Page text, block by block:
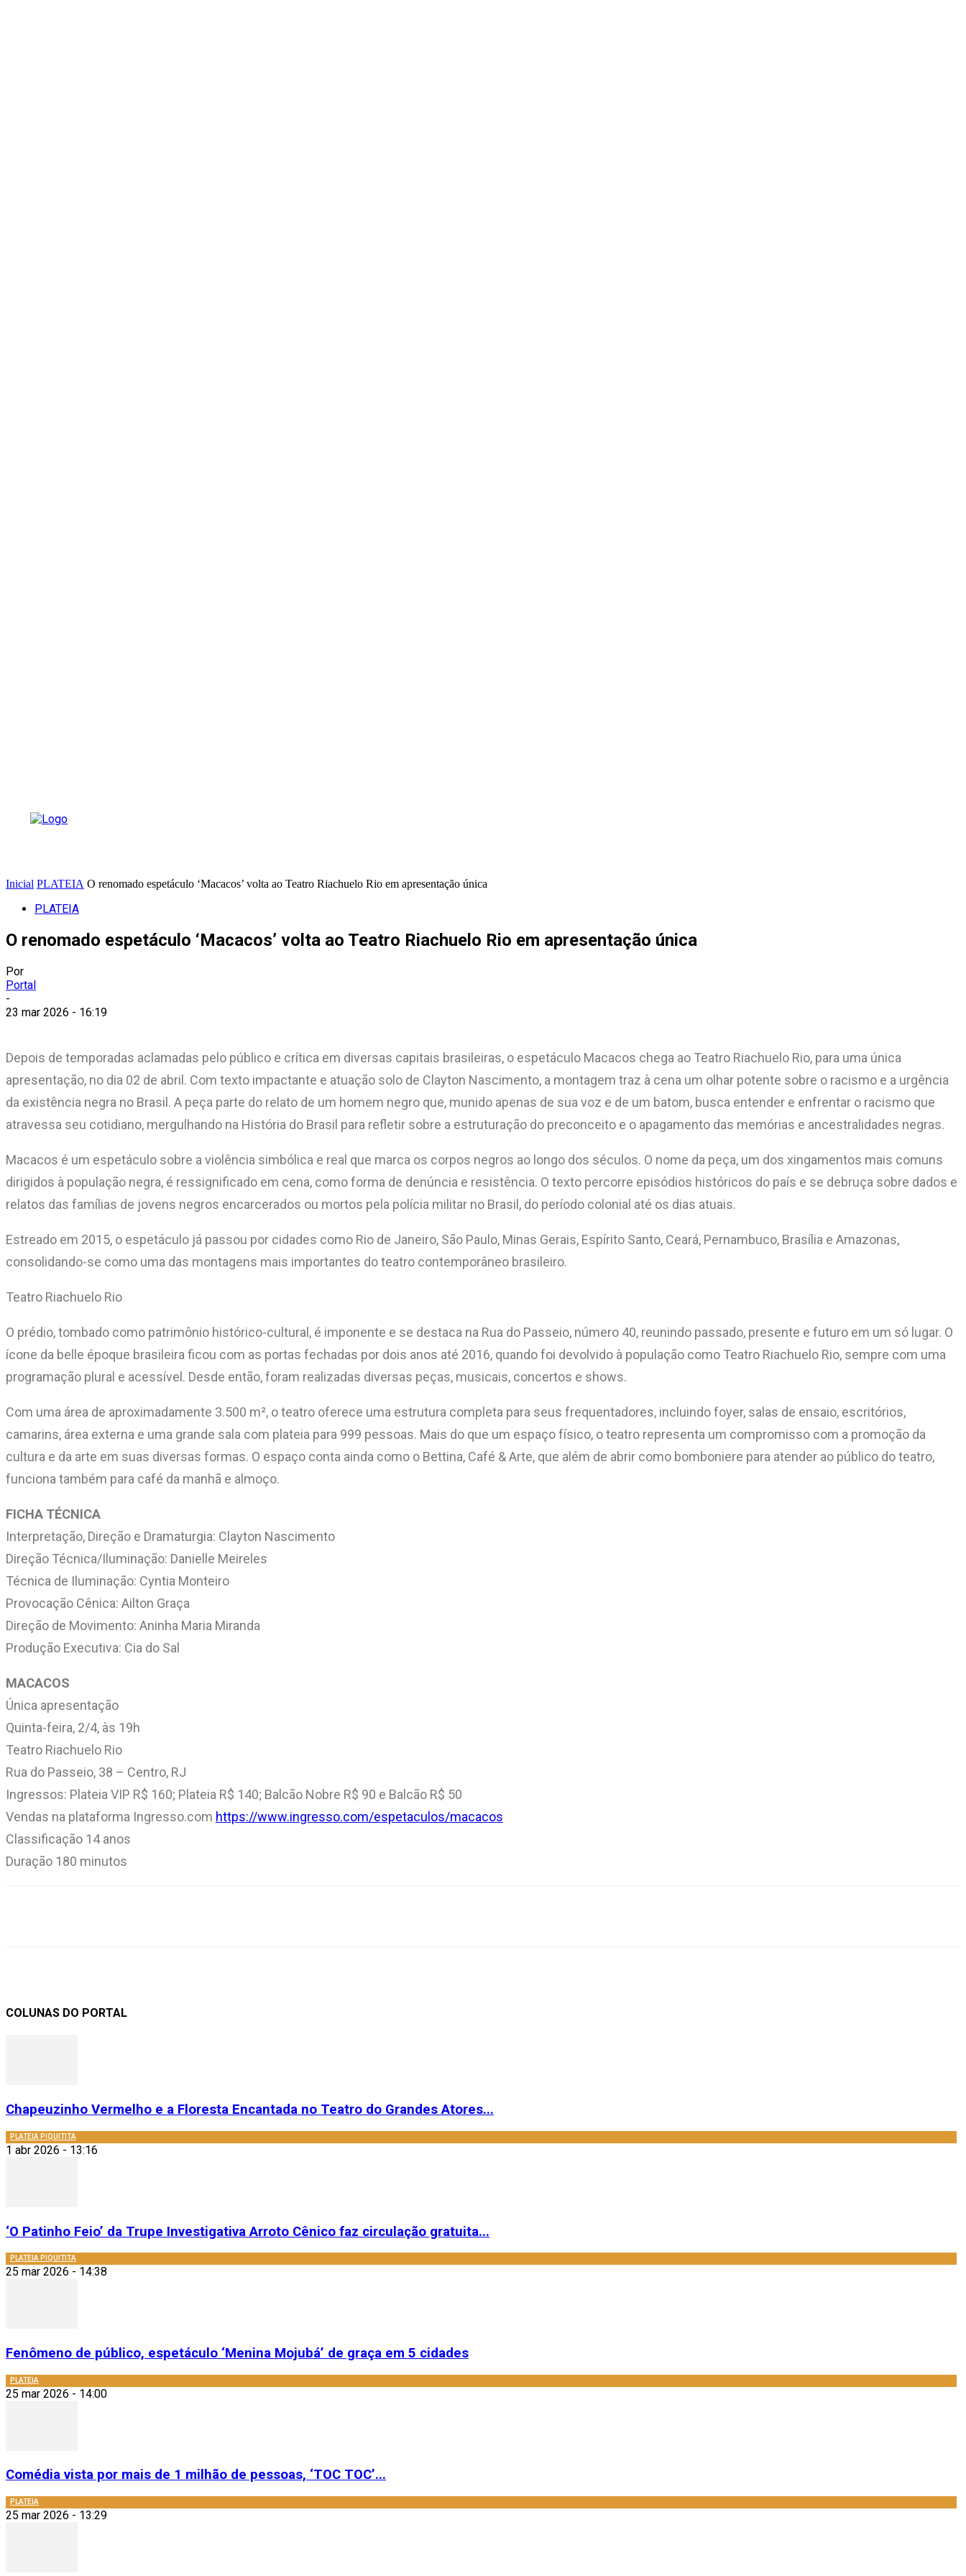
Inicial PLATEIA O renomado espetáculo ‘Macacos’ volta ao Teatro Riachuelo Rio em apresentação única
PLATEIA
O renomado espetáculo ‘Macacos’ volta ao Teatro Riachuelo Rio em apresentação única
Por
Portal
-
23 mar 2026 - 16:19
Depois de temporadas aclamadas pelo público e crítica em diversas capitais brasileiras, o espetáculo Macacos chega ao Teatro Riachuelo Rio, para uma única
apresentação, no dia 02 de abril. Com texto impactante e atuação solo de Clayton Nascimento, a montagem traz à cena um olhar potente sobre o racismo e a urgência
da existência negra no Brasil. A peça parte do relato de um homem negro que, munido apenas de sua voz e de um batom, busca entender e enfrentar o racismo que
atravessa seu cotidiano, mergulhando na História do Brasil para refletir sobre a estruturação do preconceito e o apagamento das memórias e ancestralidades negras.
Macacos é um espetáculo sobre a violência simbólica e real que marca os corpos negros ao longo dos séculos. O nome da peça, um dos xingamentos mais comuns
dirigidos à população negra, é ressignificado em cena, como forma de denúncia e resistência. O texto percorre episódios históricos do país e se debruça sobre dados e
relatos das famílias de jovens negros encarcerados ou mortos pela polícia militar no Brasil, do período colonial até os dias atuais.
Estreado em 2015, o espetáculo já passou por cidades como Rio de Janeiro, São Paulo, Minas Gerais, Espírito Santo, Ceará, Pernambuco, Brasília e Amazonas,
consolidando-se como uma das montagens mais importantes do teatro contemporâneo brasileiro.
Teatro Riachuelo Rio
O prédio, tombado como patrimônio histórico-cultural, é imponente e se destaca na Rua do Passeio, número 40, reunindo passado, presente e futuro em um só lugar. O
ícone da belle époque brasileira ficou com as portas fechadas por dois anos até 2016, quando foi devolvido à população como Teatro Riachuelo Rio, sempre com uma
programação plural e acessível. Desde então, foram realizadas diversas peças, musicais, concertos e shows.
Com uma área de aproximadamente 3.500 m², o teatro oferece uma estrutura completa para seus frequentadores, incluindo foyer, salas de ensaio, escritórios,
camarins, área externa e uma grande sala com plateia para 999 pessoas. Mais do que um espaço físico, o teatro representa um compromisso com a promoção da
cultura e da arte em suas diversas formas. O espaço conta ainda como o Bettina, Café & Arte, que além de abrir como bomboniere para atender ao público do teatro,
funciona também para café da manhã e almoço.
FICHA TÉCNICA
Interpretação, Direção e Dramaturgia: Clayton Nascimento
Direção Técnica/Iluminação: Danielle Meireles
Técnica de Iluminação: Cyntia Monteiro
Provocação Cênica: Ailton Graça
Direção de Movimento: Aninha Maria Miranda
Produção Executiva: Cia do Sal
MACACOS
Única apresentação
Quinta-feira, 2/4, às 19h
Teatro Riachuelo Rio
Rua do Passeio, 38 – Centro, RJ
Ingressos: Plateia VIP R$ 160; Plateia R$ 140; Balcão Nobre R$ 90 e Balcão R$ 50
Vendas na plataforma Ingresso.com https://www.ingresso.com/espetaculos/macacos
Classificação 14 anos
Duração 180 minutos
COLUNAS DO PORTAL
Chapeuzinho Vermelho e a Floresta Encantada no Teatro do Grandes Atores...
PLATEIA PIQUITITA
1 abr 2026 - 13:16
‘O Patinho Feio’ da Trupe Investigativa Arroto Cênico faz circulação gratuita...
PLATEIA PIQUITITA
25 mar 2026 - 14:38
Fenômeno de público, espetáculo ‘Menina Mojubá’ de graça em 5 cidades
PLATEIA
25 mar 2026 - 14:00
Comédia vista por mais de 1 milhão de pessoas, ‘TOC TOC’...
PLATEIA
25 mar 2026 - 13:29